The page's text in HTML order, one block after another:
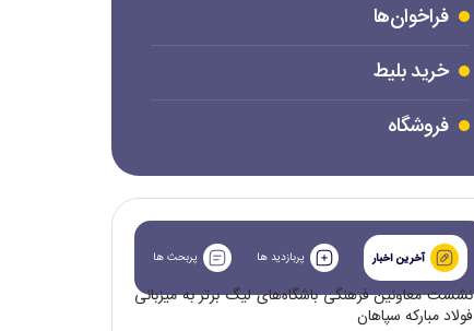
فراخوان‌ها
خرید بلیط
فروشگاه
آخرین اخبار پربازدید ها پربحث ها
نشست معاونین فرهنگی باشگاه‌های لیگ برتر به میزبانی
فولاد مبارکه سپاهان